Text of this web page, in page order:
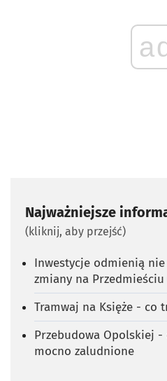
Najważniejsze
(kliknij, aby przejść)
Inwestycje odmienią
zmiany na Przedmieściu
Tramwaj na Księże - co
Przebudowa Opolskiej
mocno zaludnione